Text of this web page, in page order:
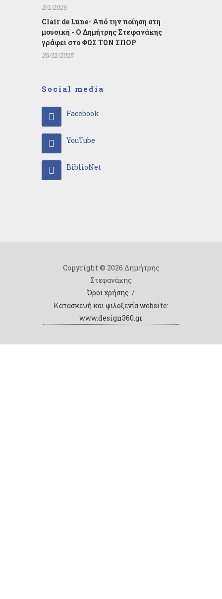
2/1/2026
Clair de Lune- Από την ποίηση στη
μουσική - Ο Δημήτρης Στεφανάκης
γράφει στο ΦΩΣ ΤΩΝ ΣΠΟΡ
26/12/2025
Social media
Facebook
YouTube
BiblioNet
Copyright © 2026 Δημήτρης
Στεφανάκης
Όροι χρήσης /
Κατασκευή και φιλοξενία website:
www.design360.gr